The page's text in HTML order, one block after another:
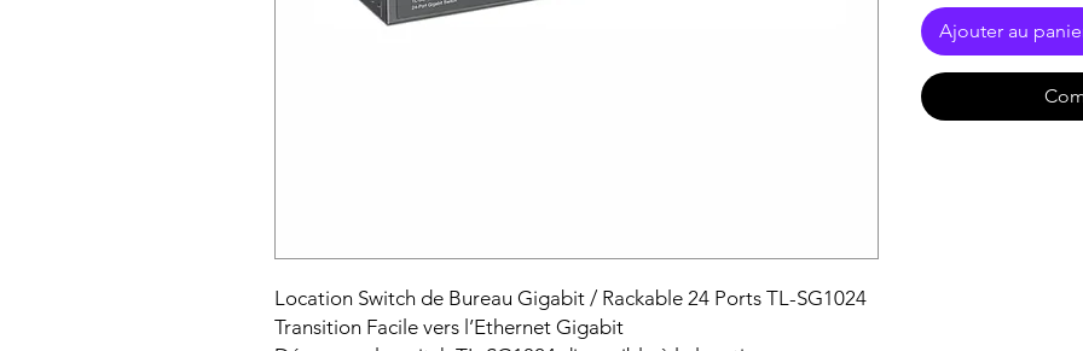
Location Switch de Bureau Gigabit / Rackable 24 Ports TL-SG1024
Transition Facile vers l’Ethernet Gigabit
Ajouter au